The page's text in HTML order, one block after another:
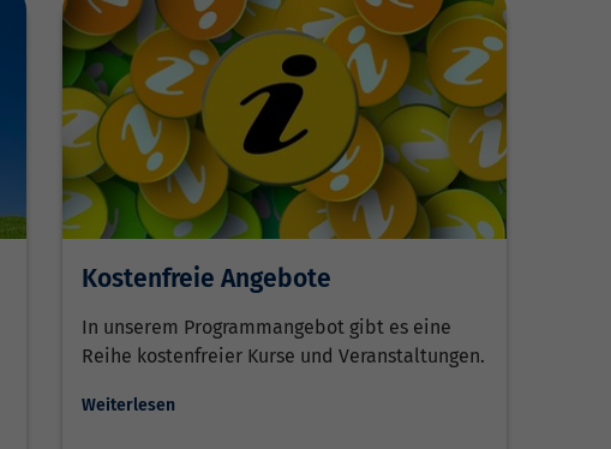
Kostenfreie Angebote
In unserem Programmangebot gibt es eine
Reihe kostenfreier Kurse und Veranstaltungen.
Weiterlesen